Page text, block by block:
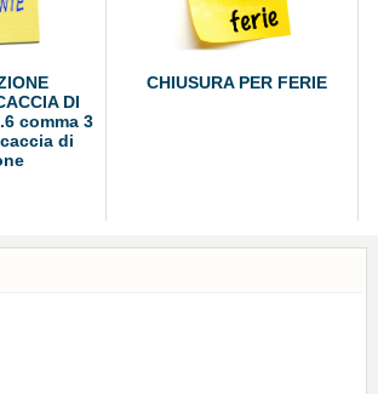
DI
comma 3
di
CHIUSURA PER FERIE